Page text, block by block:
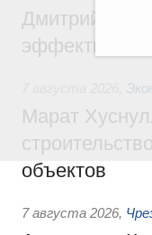
Дмитрий
Марат
объектов
7 августа 2026,